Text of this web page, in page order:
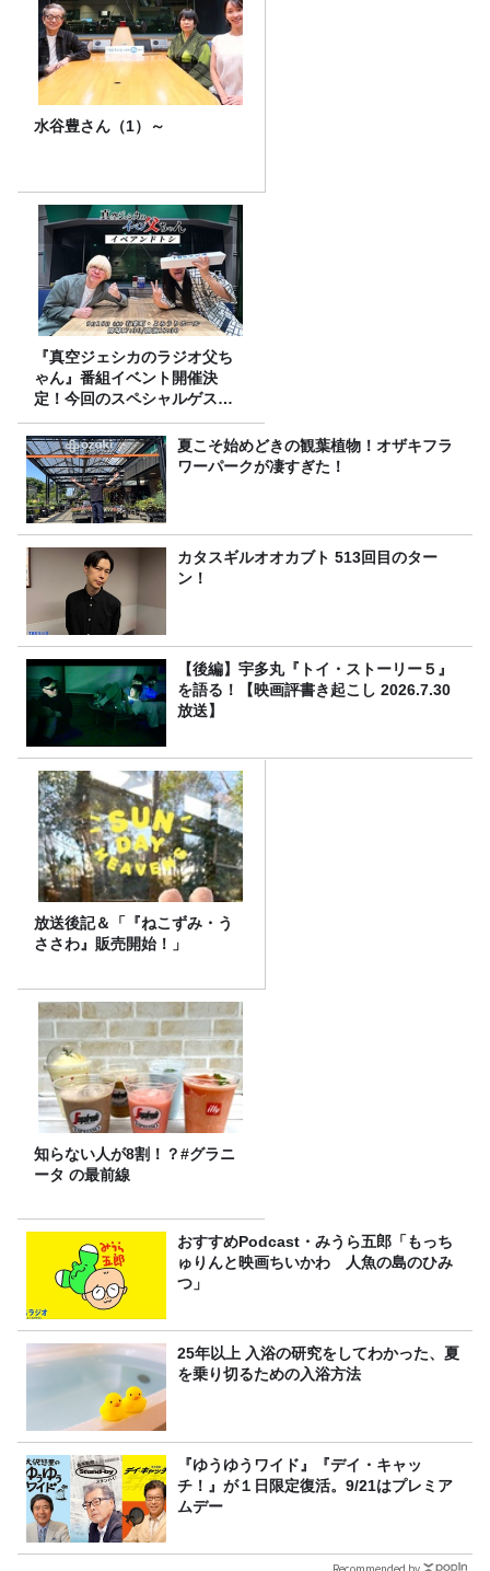
水谷豊さん（1）～
『真空ジェシカのラジオ父ち
ゃん』番組イベント開催決
定！今回のスペシャルゲスト
は、タカアンドトシ！
夏こそ始めどきの観葉植物！オザキフラ
ワーパークが凄すぎた！
カタスギルオオカブト 513回目のター
ン！
【後編】宇多丸『トイ・ストーリー５』
を語る！【映画評書き起こし 2026.7.30
放送】
放送後記＆「『ねこずみ・う
ささわ』販売開始！」
知らない人が8割！？#グラニ
ータ の最前線
おすすめPodcast・みうら五郎「もっち
ゅりんと映画ちいかわ 人魚の島のひみ
つ」
25年以上 入浴の研究をしてわかった、夏
を乗り切るための入浴方法
『ゆうゆうワイド』『デイ・キャッ
チ！』が１日限定復活。9/21はプレミア
ムデー